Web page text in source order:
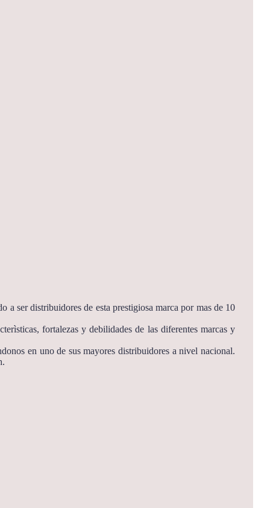
a ser distribuidores de esta prestigiosa marca por mas de 10
fortalezas y debilidades de las diferentes marcas y
en uno de sus mayores distribuidores a nivel nacional.